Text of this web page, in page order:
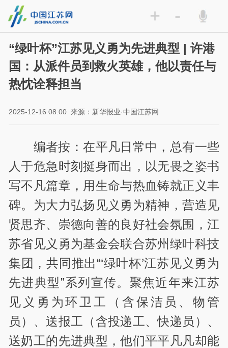
+ -
“绿叶杯”江苏见义勇为先进典型 | 许港
国：从派件员到救火英雄，他以责任与
热忱诠释担当
2025-12-16 08:00 来源：新华报业·中国江苏网
编者按：在平凡日常中，总有一些
人于危急时刻挺身而出，以无畏之姿书
写不凡篇章，用生命与热血铸就正义丰
碑。为大力弘扬见义勇为精神，营造见
贤思齐、崇德向善的良好社会氛围，江
苏省见义勇为基金会联合苏州绿叶科技
集团，共同推出“‘绿叶杯’江苏见义勇为
先进典型”系列宣传。聚焦近年来江苏
见义勇为环卫工（含保洁员、物管
员）、送报工（含投递工、快递员）、
送奶工的先进典型，他们平平凡凡却能